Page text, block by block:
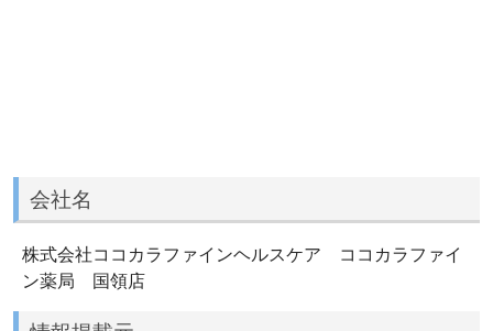
会社名
株式会社ココカラファインヘルスケア ココカラファイ
ン薬局 国領店